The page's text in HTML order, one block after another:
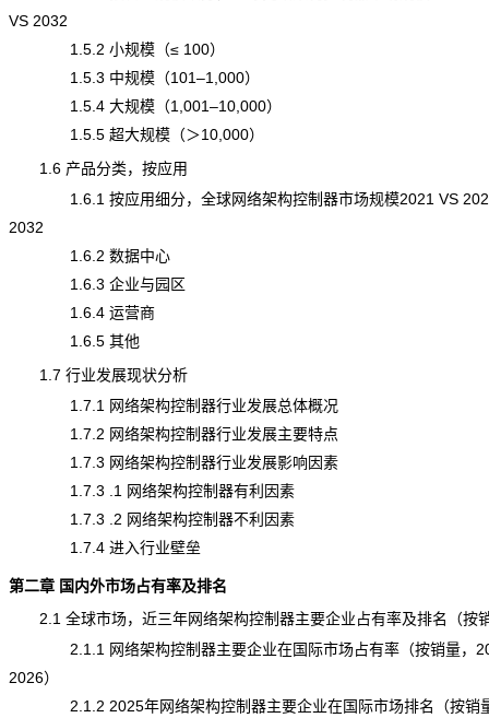
VS 2032
1.5.2 小规模（≤ 100）
1.5.3 中规模（101–1,000）
1.5.4 大规模（1,001–10,000）
1.5.5 超大规模（＞10,000）
1.6 产品分类，按应用
1.6.1 按应用细分，全球网络架构控制器市场规模2021 VS
2032
1.6.2 数据中心
1.6.3 企业与园区
1.6.4 运营商
1.6.5 其他
1.7 行业发展现状分析
1.7.1 网络架构控制器行业发展总体概况
1.7.2 网络架构控制器行业发展主要特点
1.7.3 网络架构控制器行业发展影响因素
1.7.3 .1 网络架构控制器有利因素
1.7.3 .2 网络架构控制器不利因素
1.7.4 进入行业壁垒
第二章 国内外市场占有率及排名
2.1 全球市场，近三年网络架构控制器主要企业占有率及排名（按
2.1.1 网络架构控制器主要企业在国际市场占有率（按销量，
2026）
2.1.2 2025年网络架构控制器主要企业在国际市场排名（按销